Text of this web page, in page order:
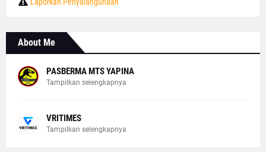
About Me
PASBERMA MTS YAPINA
Tampilkan selengkapnya
VRITIMES
Tampilkan selengkapnya